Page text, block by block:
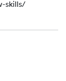
skills/